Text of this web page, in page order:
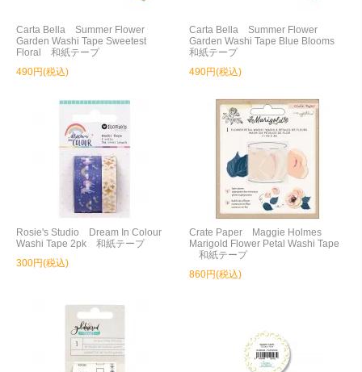
Carta Bella Summer Flower
Garden Washi Tape Sweetest
Floral 和紙テープ
490円(税込)
Carta Bella Summer Flower
Garden Washi Tape Blue Blooms
和紙テープ
490円(税込)
Rosie's Studio Dream In Colour
Washi Tape 2pk 和紙テープ
300円(税込)
Crate Paper Maggie Holmes
Marigold Flower Petal Washi Tape
和紙テープ
860円(税込)